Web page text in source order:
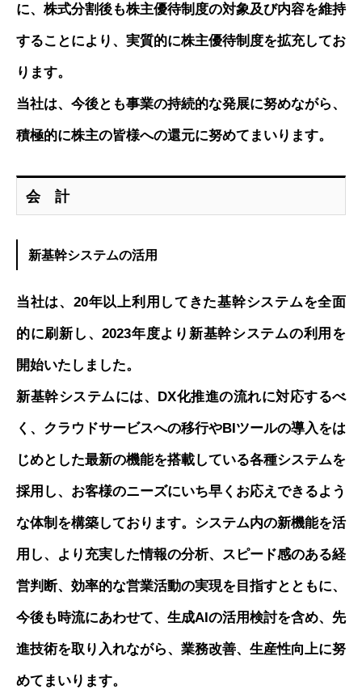
に、株式分割後も株主優待制度の対象及び内容を維持
することにより、実質的に株主優待制度を拡充してお
ります。
当社は、今後とも事業の持続的な発展に努めながら、
積極的に株主の皆様への還元に努めてまいります。
会 計
新基幹システムの活用
当社は、20年以上利用してきた基幹システムを全面
的に刷新し、2023年度より新基幹システムの利用を
開始いたしました。
新基幹システムには、DX化推進の流れに対応するべ
く、クラウドサービスへの移行やBIツールの導入をは
じめとした最新の機能を搭載している各種システムを
採用し、お客様のニーズにいち早くお応えできるよう
な体制を構築しております。システム内の新機能を活
用し、より充実した情報の分析、スピード感のある経
営判断、効率的な営業活動の実現を目指すとともに、
今後も時流にあわせて、生成AIの活用検討を含め、先
進技術を取り入れながら、業務改善、生産性向上に努
めてまいります。